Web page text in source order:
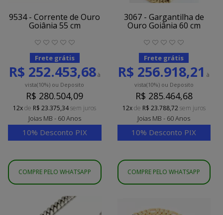
9534 - Corrente de Ouro
Goiânia 55 cm
Frete grátis
R$ 252.453,68à
vista(10%) ou Deposito
R$ 280.504,09
12xde R$ 23.375,34sem juros
Joias MB - 60 Anos
10% Desconto PIX
COMPRE PELO WHATSAPP
3067 - Gargantilha de
Ouro Goiânia 60 cm
Frete grátis
R$ 256.918,21 à
vista(10%)ou Deposito
R$ 285.464,68
12xde R$ 23.788,72sem juros
Joias MB - 60 Anos
10% Desconto PIX
COMPRE PELO WHATSAPP